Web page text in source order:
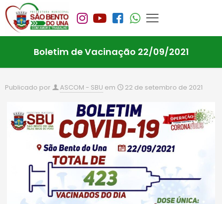
Boletim de Vacinação 22/09/2021
Publicado por ASCOM - SBU em 22 de setembro de 2021